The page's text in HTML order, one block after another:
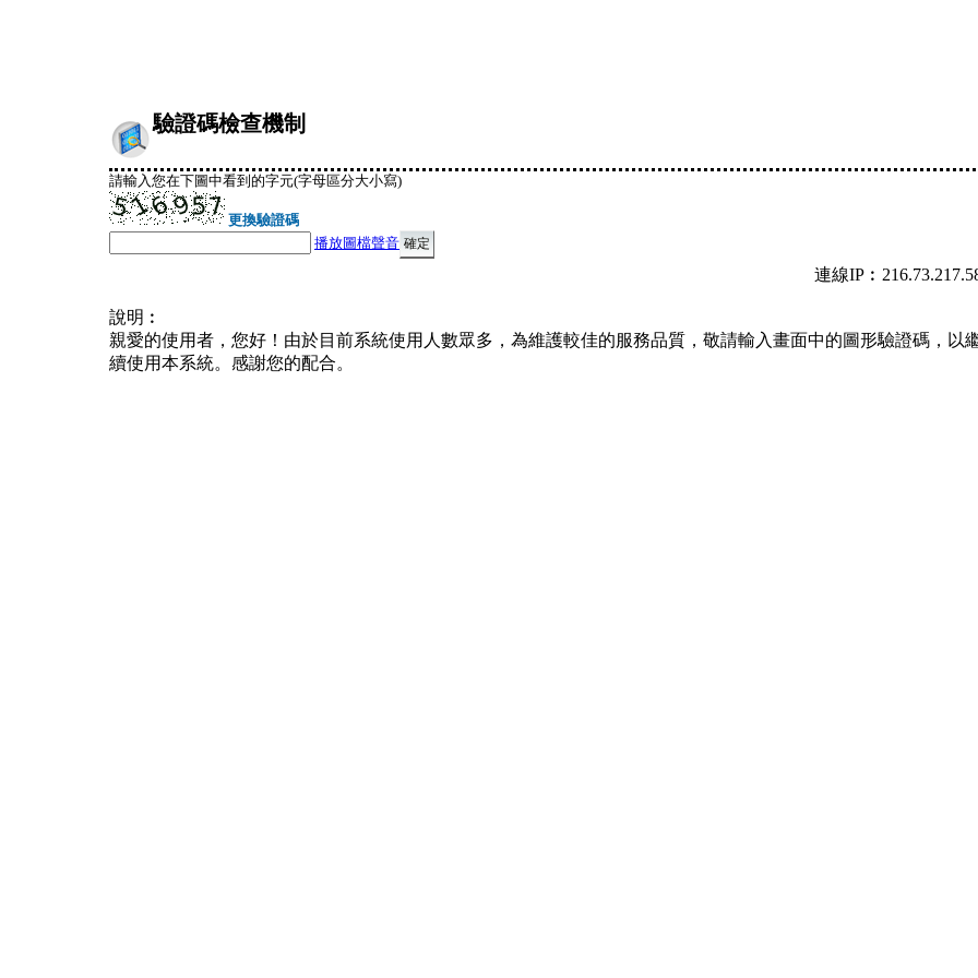
驗證碼檢查機制
請輸入您在下圖中看到的字元(字母區分大小寫)
更換驗證碼
播放圖檔聲音
連線
說明︰
親愛的使用者，您好！由於目前系統使用人數眾多，為維護較佳的服務品質，敬請輸入畫面中的圖形驗證碼，以
續使用本系統。感謝您的配合。